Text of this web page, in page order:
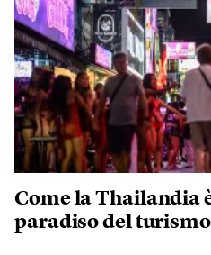
Come la Thailandia
paradiso del turismo